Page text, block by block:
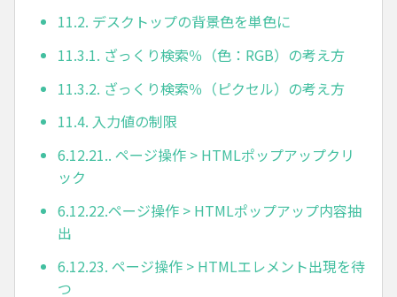
11.2. デスクトップの背景色を単色に
11.3.1. ざっくり検索％（色：RGB）の考え方
11.3.2. ざっくり検索％（ピクセル）の考え方
11.4. 入力値の制限
6.12.21.. ページ操作 > HTMLポップアップクリ
ック
6.12.22.ページ操作 > HTMLポップアップ内容抽
出
6.12.23. ページ操作 > HTMLエレメント出現を待
つ